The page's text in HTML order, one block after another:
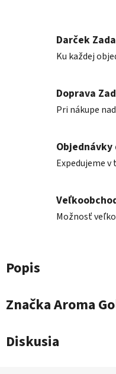
Darček
Ku každej
Doprava
Pri nákupe
Objednávky
Expedujeme v
Možnosť
Popis
ZnačkaAroma
Diskusia